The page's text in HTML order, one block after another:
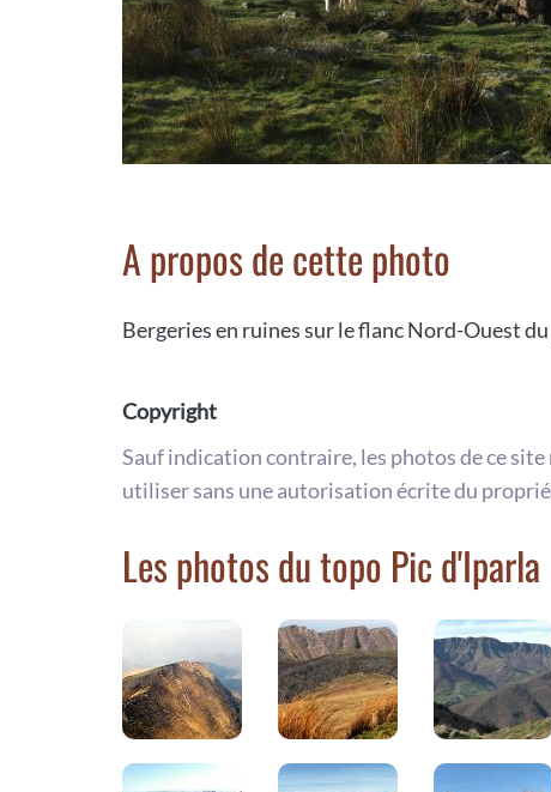
A propos de cette photo
Bergeries en ruines sur le flanc Nord-Ouest
Copyright
Sauf indication contraire, les photos de ce
utiliser sans une autorisation écrite du
Les photos du topo Pic d'Iparla